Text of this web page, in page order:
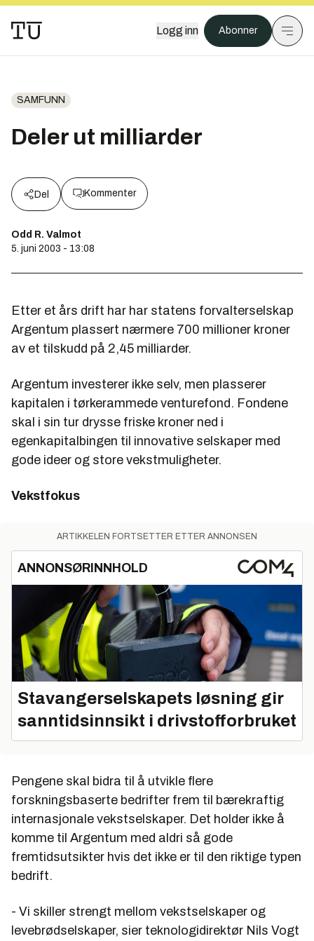
Logg inn Abonner
SAMFUNN
Deler ut milliarder
Del Kommenter
Odd R. Valmot
5. juni 2003 - 13:08
Etter et års drift har har statens forvalterselskap
Argentum plassert nærmere 700 millioner kroner
av et tilskudd på 2,45 milliarder.
Argentum investerer ikke selv, men plasserer
kapitalen i tørkerammede venturefond. Fondene
skal i sin tur drysse friske kroner ned i
egenkapitalbingen til innovative selskaper med
gode ideer og store vekstmuligheter.
Vekstfokus
ARTIKKELEN FORTSETTER ETTER ANNONSEN
ANNONSØRINNHOLD
Stavangerselskapets løsning gir
sanntidsinnsikt i drivstofforbruket
Pengene skal bidra til å utvikle flere
forskningsbaserte bedrifter frem til bærekraftig
internasjonale vekstselskaper. Det holder ikke å
komme til Argentum med aldri så gode
fremtidsutsikter hvis det ikke er til den riktige typen
bedrift.
- Vi skiller strengt mellom vekstselskaper og
levebrødselskaper, sier teknologidirektør Nils Vogt